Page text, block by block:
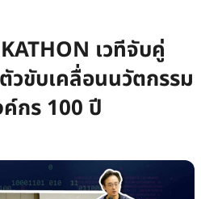
เวทีจับคู่
วขับเคลื่อนนวัตกรรม
ค์กร 100 ปี